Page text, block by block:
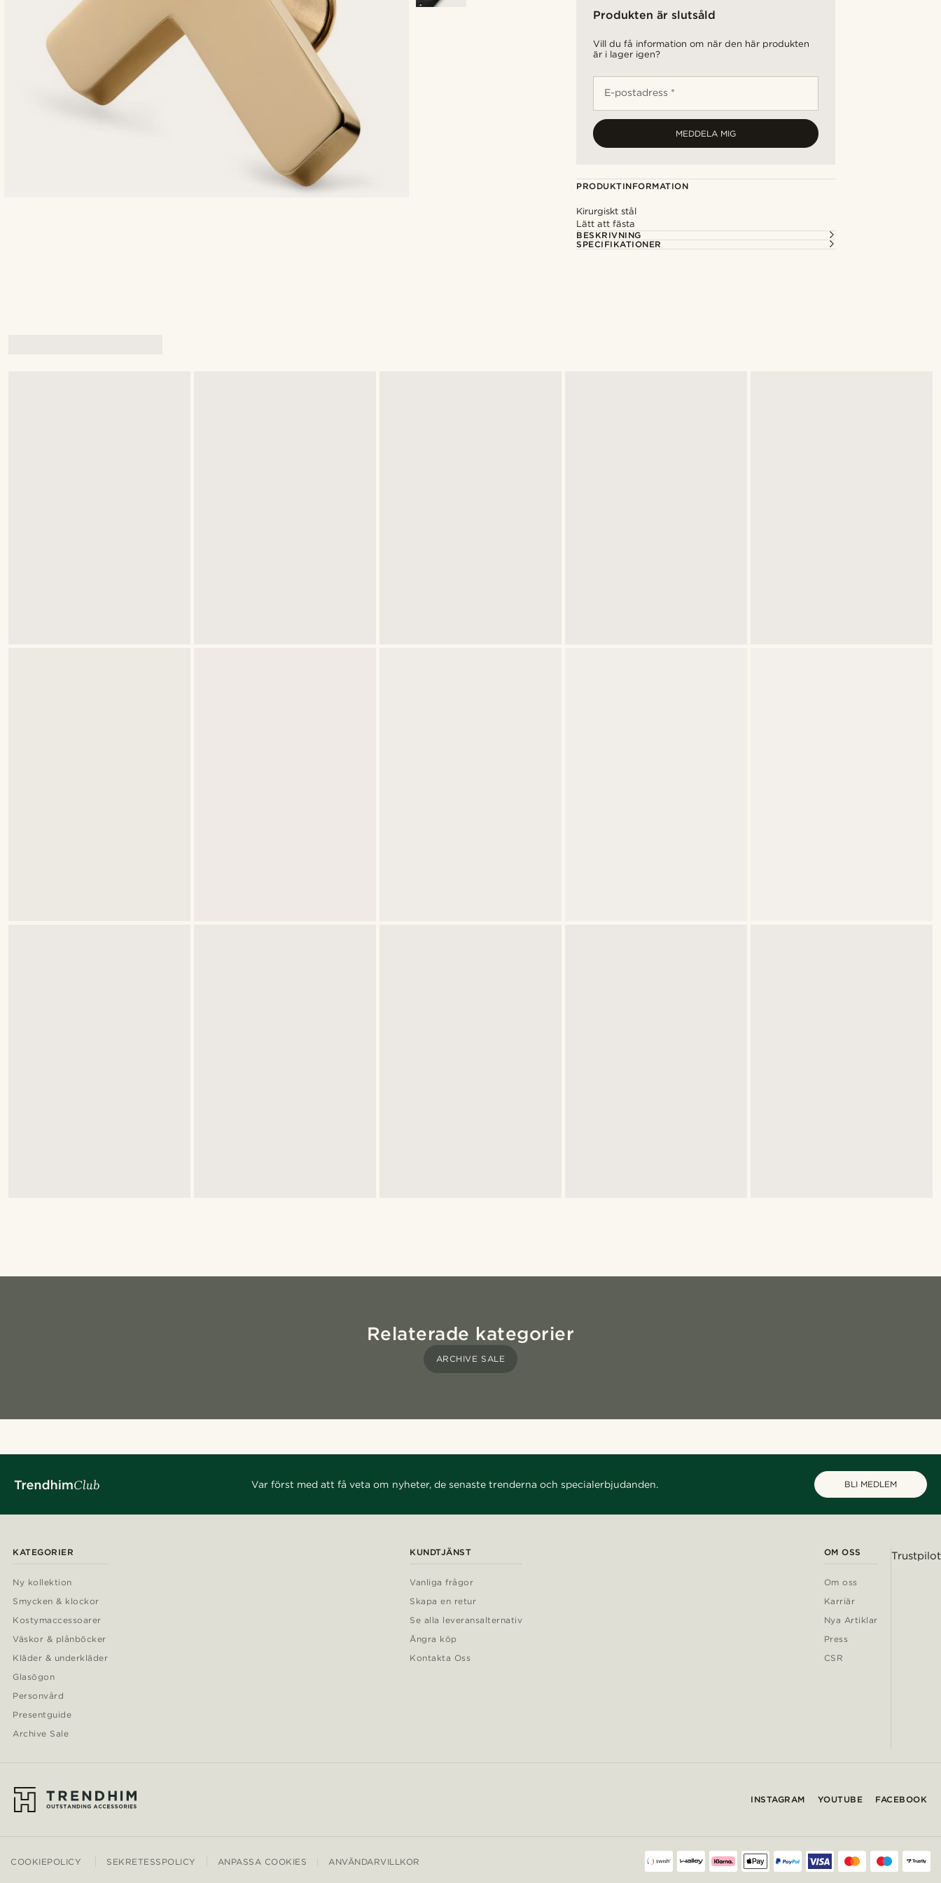
Produkten är slutsåld
Vill du få information om när den här produkten
är i lager igen?
E-postadress *
MEDDELA MIG
PRODUKTINFORMATION
Kirurgiskt stål
Lätt att fästa
BESKRIVNING
SPECIFIKATIONER
Relaterade kategorier
ARCHIVE SALE
Var först med att få veta om nyheter, de senaste trenderna och specialerbjudanden. BLI MEDLEM
KATEGORIER
Ny kollektion
Smycken & klockor
Kostymaccessoarer
Väskor & plånböcker
Kläder & underkläder
Glasögon
Personvård
Presentguide
Archive Sale
KUNDTJÄNST
Vanliga frågor
Skapa en retur
Se alla leveransalternativ
Ångra köp
Kontakta Oss
OM OSS
Om oss
Karriär
Nya Artiklar
Press
CSR
Trustpilot
INSTAGRAM YOUTUBE FACEBOOK
COOKIEPOLICY SEKRETESSPOLICY ANPASSA COOKIES ANVÄNDARVILLKOR